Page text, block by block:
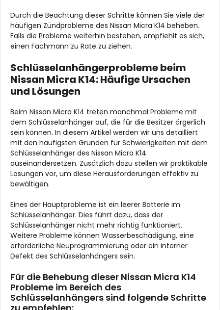
Durch die Beachtung dieser Schritte können Sie viele der
häufigen Zündprobleme des Nissan Micra K14 beheben.
Falls die Probleme weiterhin bestehen, empfiehlt es sich,
einen Fachmann zu Rate zu ziehen.
Schlüsselanhängerprobleme beim
Nissan Micra K14: Häufige Ursachen
und Lösungen
Beim Nissan Micra K14 treten manchmal Probleme mit
dem Schlüsselanhänger auf, die für die Besitzer ärgerlich
sein können. In diesem Artikel werden wir uns detailliert
mit den häufigsten Gründen für Schwierigkeiten mit dem
Schlüsselanhänger des Nissan Micra K14
auseinandersetzen. Zusätzlich dazu stellen wir praktikable
Lösungen vor, um diese Herausforderungen effektiv zu
bewältigen.
Eines der Hauptprobleme ist ein leerer Batterie im
Schlüsselanhänger. Dies führt dazu, dass der
Schlüsselanhänger nicht mehr richtig funktioniert.
Weitere Probleme können Wasserbeschädigung, eine
erforderliche Neuprogrammierung oder ein interner
Defekt des Schlüsselanhängers sein.
Für die Behebung dieser Nissan Micra K14
Probleme im Bereich des
Schlüsselanhängers sind folgende Schritte